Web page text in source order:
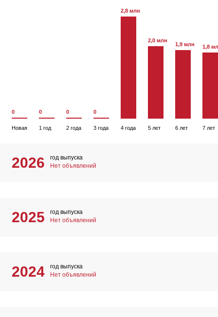
0
Новая
0
1 год
0
2 года
0
3 года
2,8 млн
4 года
2,0 млн
5 лет
1,9 млн
6 лет
1,8
7 лет
2026
год выпуска
Нет объявлений
2025
год выпуска
Нет объявлений
2024
год выпуска
Нет объявлений